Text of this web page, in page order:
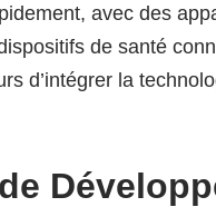
avec des
de santé
d’intégrer la